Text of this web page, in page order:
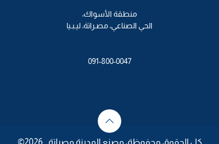
منطقة الأسواك،
الحي الصناعي، مصـراتة، ليـبـيا
091-800-0047